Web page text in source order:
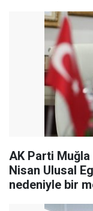
AK Parti Muğla
Nisan Ulusal
nedeniyle bir